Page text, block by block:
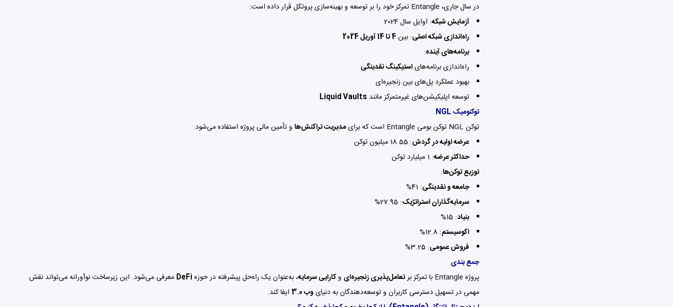
در سال جاری، Entangle تمرکز خود را بر توسعه و بهینه‌سازی پروتکل قرار داده است:
آزمایش شبکه: اوایل سال 2024
راه‌اندازی شبکه اصلی: بین4 تا 14 آوریل 2024
برنامه‌های آینده:
راه‌اندازی برنامه‌هایاستیکینگ نقدینگی
بهبود عملکرد پل‌های بین زنجیره‌ای
توسعه اپلیکیشن‌های غیرمتمرکز مانند Liquid Vaults
توکنومیک NGL
توکن NGL توکن بومی Entangle است که برای
مدیریت تراکنش‌ها و تأمین مالی پروژه استفاده می‌شود.
عرضه اولیه در گردش: 18.55 میلیون توکن
حداکثر عرضه: 1 میلیارد توکن
توزیع توکن‌ها:
جامعه و نقدینگی: 41%
سرمایه‌گذاران استراتژیک: 27.95%
بنیاد: 15%
اکوسیستم: 12.8%
فروش عمومی: 3.25%
جمع بندی
پروژه Entangle با تمرکز بر
تعامل‌پذیری زنجیره‌ای وکارایی سرمایه، به‌عنوان یک راه‌حل پیشرفته در حوزهDeFi معرفی می‌شود. این زیرساخت نوآورانه می‌تواند نقش
مهمی در تسهیل دسترسی کاربران و توسعه‌دهندگان به دنیایوب 3.0
ایفا کند.